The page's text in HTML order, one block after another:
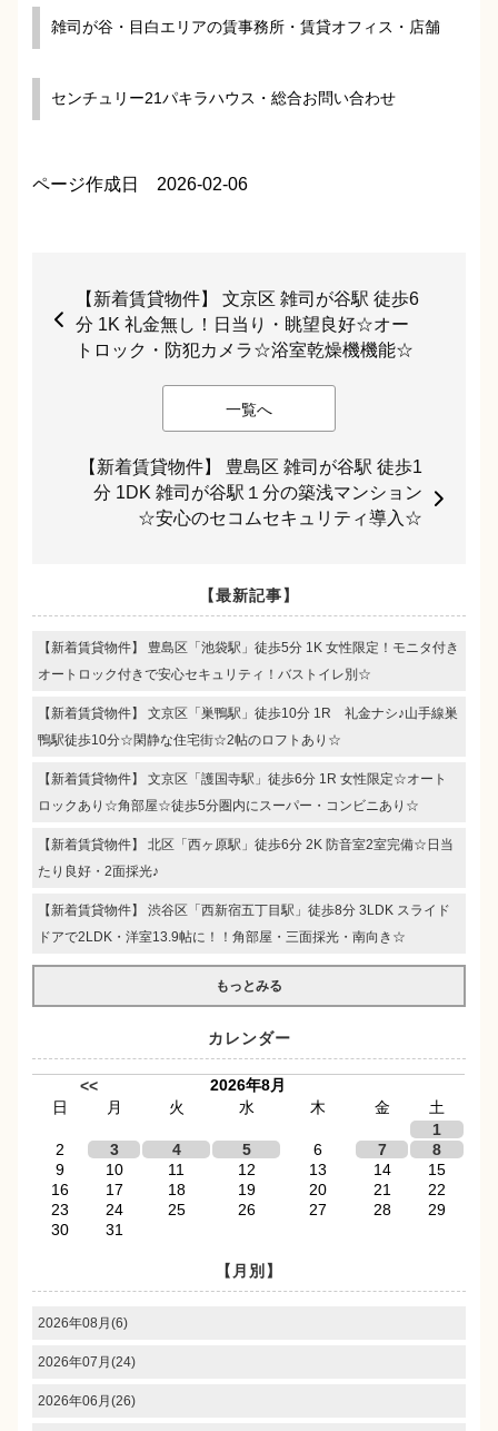
雑司が谷・目白エリアの賃事務所・賃貸オフィス・店舗
センチュリー21パキラハウス・総合お問い合わせ
ページ作成日 2026-02-06
【新着賃貸物件】 文京区 雑司が谷駅 徒歩6
分 1K 礼金無し！日当り・眺望良好☆オー
トロック・防犯カメラ☆浴室乾燥機機能☆
一覧へ
【新着賃貸物件】 豊島区 雑司が谷駅 徒歩1
分 1DK 雑司が谷駅１分の築浅マンション
☆安心のセコムセキュリティ導入☆
【最新記事】
【新着賃貸物件】 豊島区「池袋駅」徒歩5分 1K 女性限定！モニタ付き
オートロック付きで安心セキュリティ！バストイレ別☆
【新着賃貸物件】 文京区「巣鴨駅」徒歩10分 1R 礼金ナシ♪山手線巣
鴨駅徒歩10分☆閑静な住宅街☆2帖のロフトあり☆
【新着賃貸物件】 文京区「護国寺駅」徒歩6分 1R 女性限定☆オート
ロックあり☆角部屋☆徒歩5分圏内にスーパー・コンビニあり☆
【新着賃貸物件】 北区「西ヶ原駅」徒歩6分 2K 防音室2室完備☆日当
たり良好・2面採光♪
【新着賃貸物件】 渋谷区「西新宿五丁目駅」徒歩8分 3LDK スライド
ドアで2LDK・洋室13.9帖に！！角部屋・三面採光・南向き☆
もっとみる
カレンダー
<<
2026年8月
日
月 火 水 木 金
土
1
2
3 4 5 6 7
8
9
10 11 12 13 14
15
16
17 18 19 20 21
22
23
24 25 26 27 28
29
30
31
【月別】
2026年08月(6)
2026年07月(24)
2026年06月(26)